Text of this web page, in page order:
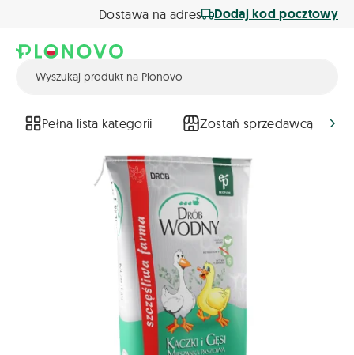
Dostawa na adres Dodaj kod pocztowy
Pełna lista kategorii Zostań sprzedawcą